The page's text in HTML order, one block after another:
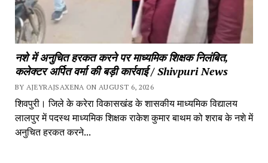
नशे में अनुचित हरकत करने पर माध्यमिक शिक्षक निलंबित,
कलेक्टर अर्पित वर्मा की बड़ी कार्रवाई / Shivpuri News
BY AJEYRAJSAXENA ON AUGUST 6, 2026
शिवपुरी। जिले के करेरा विकासखंड के शासकीय माध्यमिक विद्यालय
लालपुर में पदस्थ माध्यमिक शिक्षक राकेश कुमार बाथम को शराब के नशे में
अनुचित हरकत करने...